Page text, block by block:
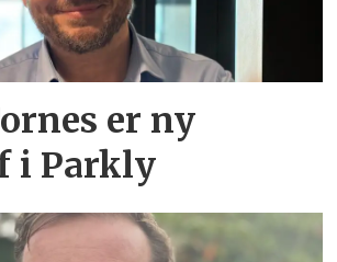
er ny
i Parkly